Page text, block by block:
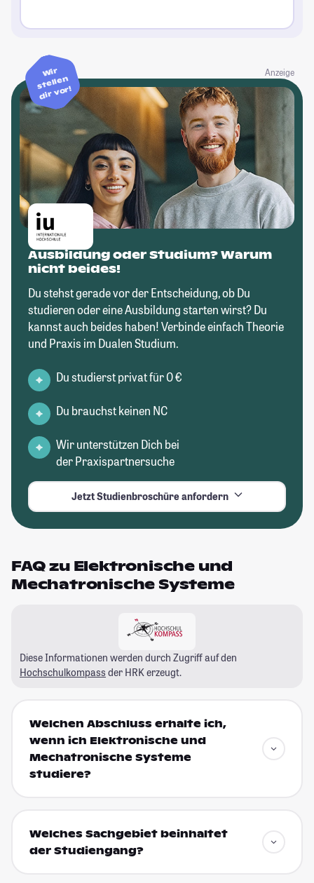
Anzeige
Wir
stellen
dir vor!
Ausbildung oder Studium? Warum
nicht beides!
Du stehst gerade vor der Entscheidung, ob Du
studieren oder eine Ausbildung starten wirst? Du
kannst auch beides haben! Verbinde einfach Theorie
und Praxis im Dualen Studium.
Du studierst privat für 0 €
Du brauchst keinen NC
Wir unterstützen Dich bei
der Praxispartnersuche
Jetzt Studienbroschüre anfordern
FAQ zu Elektronische und
Mechatronische Systeme
Diese Informationen werden durch Zugriff auf den
Hochschulkompass der HRK erzeugt.
Welchen Abschluss erhalte ich,
wenn ich Elektronische und
Mechatronische Systeme
studiere?
Welches Sachgebiet beinhaltet
der Studiengang?